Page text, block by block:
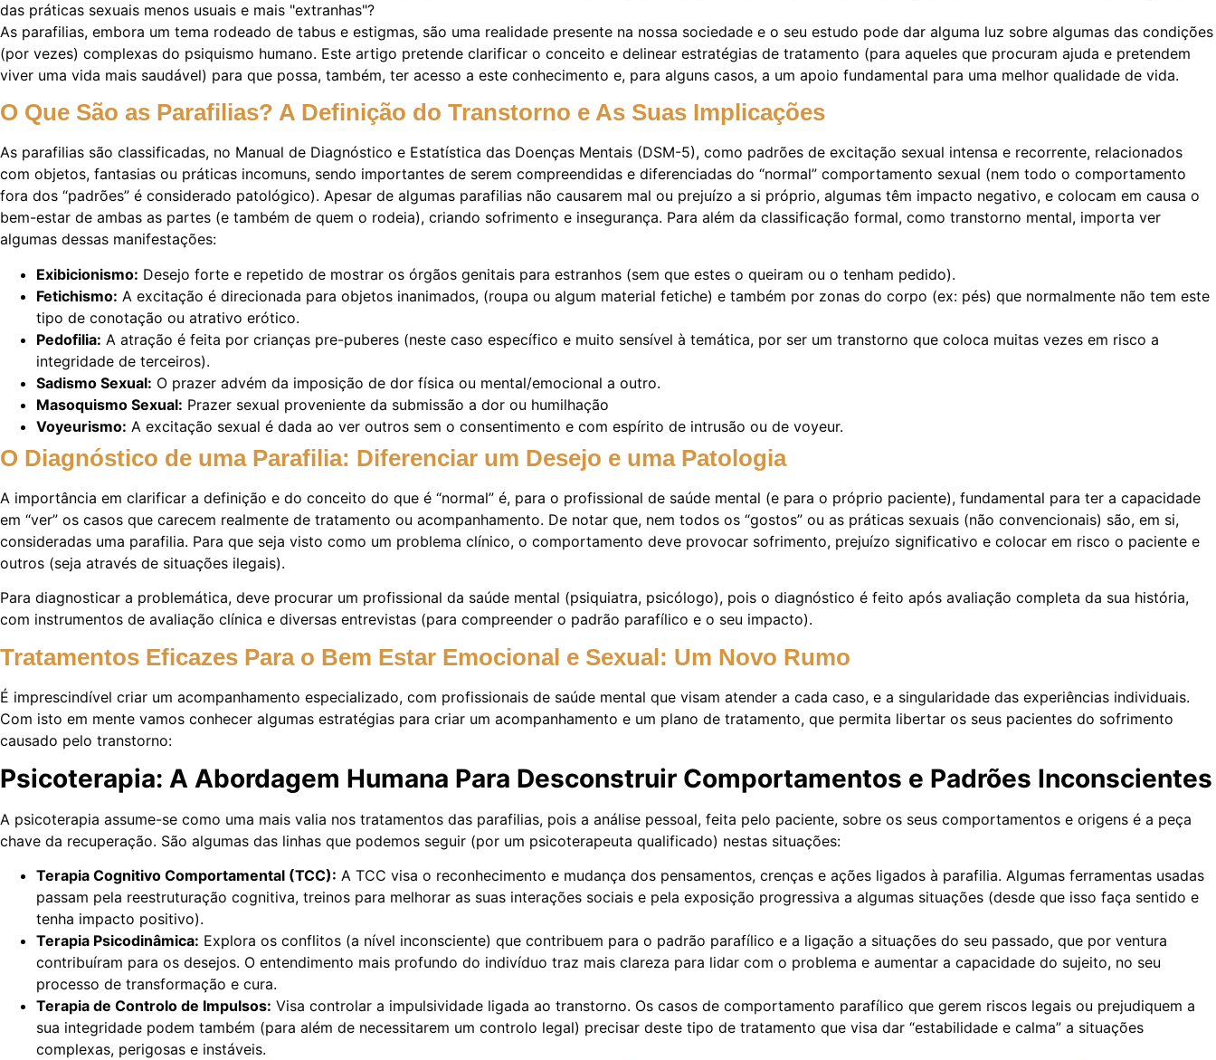
das práticas sexuais menos usuais e mais "extranhas"?
As parafilias, embora um tema rodeado de tabus e estigmas, são uma realidade presente na nossa sociedade e o seu estudo pode dar alguma luz sobre algumas das condições
(por vezes) complexas do psiquismo humano. Este artigo pretende clarificar o conceito e delinear estratégias de tratamento (para aqueles que procuram ajuda e pretendem
viver uma vida mais saudável) para que possa, também, ter acesso a este conhecimento e, para alguns casos, a um apoio fundamental para uma melhor qualidade de vida.
O Que São as Parafilias? A Definição do Transtorno e As Suas Implicações
As parafilias são classificadas, no Manual de Diagnóstico e Estatística das Doenças Mentais (DSM-5), como padrões de excitação sexual intensa e recorrente, relacionados
com objetos, fantasias ou práticas incomuns, sendo importantes de serem compreendidas e diferenciadas do “normal” comportamento sexual (nem todo o comportamento
fora dos “padrões” é considerado patológico). Apesar de algumas parafilias não causarem mal ou prejuízo a si próprio, algumas têm impacto negativo, e colocam em causa o
bem-estar de ambas as partes (e também de quem o rodeia), criando sofrimento e insegurança. Para além da classificação formal, como transtorno mental, importa ver
algumas dessas manifestações:
Exibicionismo: Desejo forte e repetido de mostrar os órgãos genitais para estranhos (sem que estes o queiram ou o tenham pedido).
Fetichismo: A excitação é direcionada para objetos inanimados, (roupa ou algum material fetiche) e também por zonas do corpo (ex: pés) que normalmente não tem este
tipo de conotação ou atrativo erótico.
Pedofilia: A atração é feita por crianças pre-puberes (neste caso específico e muito sensível à temática, por ser um transtorno que coloca muitas vezes em risco a
integridade de terceiros).
Sadismo Sexual: O prazer advém da imposição de dor física ou mental/emocional a outro.
Masoquismo Sexual: Prazer sexual proveniente da submissão a dor ou humilhação
Voyeurismo: A excitação sexual é dada ao ver outros sem o consentimento e com espírito de intrusão ou de voyeur.
O Diagnóstico de uma Parafilia: Diferenciar um Desejo e uma Patologia
A importância em clarificar a definição e do conceito do que é “normal” é, para o profissional de saúde mental (e para o próprio paciente), fundamental para ter a capacidade
em “ver” os casos que carecem realmente de tratamento ou acompanhamento. De notar que, nem todos os “gostos” ou as práticas sexuais (não convencionais) são, em si,
consideradas uma parafilia. Para que seja visto como um problema clínico, o comportamento deve provocar sofrimento, prejuízo significativo e colocar em risco o paciente e
outros (seja através de situações ilegais).
Para diagnosticar a problemática, deve procurar um profissional da saúde mental (psiquiatra, psicólogo), pois o diagnóstico é feito após avaliação completa da sua história,
com instrumentos de avaliação clínica e diversas entrevistas (para compreender o padrão parafílico e o seu impacto).
Tratamentos Eficazes Para o Bem Estar Emocional e Sexual: Um Novo Rumo
É imprescindível criar um acompanhamento especializado, com profissionais de saúde mental que visam atender a cada caso, e a singularidade das experiências individuais.
Com isto em mente vamos conhecer algumas estratégias para criar um acompanhamento e um plano de tratamento, que permita libertar os seus pacientes do sofrimento
causado pelo transtorno:
Psicoterapia: A Abordagem Humana Para Desconstruir Comportamentos e Padrões Inconscientes
A psicoterapia assume-se como uma mais valia nos tratamentos das parafilias, pois a análise pessoal, feita pelo paciente, sobre os seus comportamentos e origens é a peça
chave da recuperação. São algumas das linhas que podemos seguir (por um psicoterapeuta qualificado) nestas situações:
Terapia Cognitivo Comportamental (TCC): A TCC visa o reconhecimento e mudança dos pensamentos, crenças e ações ligados à parafilia. Algumas ferramentas usadas
passam pela reestruturação cognitiva, treinos para melhorar as suas interações sociais e pela exposição progressiva a algumas situações (desde que isso faça sentido e
tenha impacto positivo).
Terapia Psicodinâmica: Explora os conflitos (a nível inconsciente) que contribuem para o padrão parafílico e a ligação a situações do seu passado, que por ventura
contribuíram para os desejos. O entendimento mais profundo do indivíduo traz mais clareza para lidar com o problema e aumentar a capacidade do sujeito, no seu
processo de transformação e cura.
Terapia de Controlo de Impulsos: Visa controlar a impulsividade ligada ao transtorno. Os casos de comportamento parafílico que gerem riscos legais ou prejudiquem a
sua integridade podem também (para além de necessitarem um controlo legal) precisar deste tipo de tratamento que visa dar “estabilidade e calma” a situações
complexas, perigosas e instáveis.